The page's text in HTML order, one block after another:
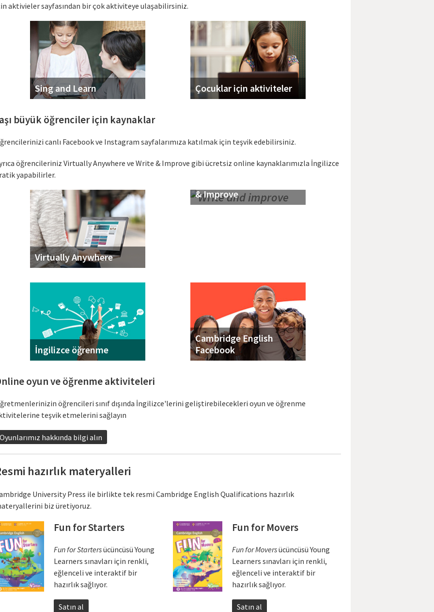
aktivieler sayfasından bir çok aktiviteye ulaşabilirsiniz.
Sing and Learn Çocuklar için aktiviteler
büyük öğrenciler için kaynaklar
canlı Facebook ve Instagram sayfalarımıza katılmak için teşvik edebilirsiniz.
öğrencileriniz Virtually Anywhere ve Write & Improve gibi ücretsiz online kaynaklarımızla İngilizce
yapabilirler.
Virtually Anywhere
& Improve
İngilizce öğrenme
Cambridge English
Facebook
oyun ve öğrenme aktiviteleri
öğrencileri sınıf dışında İngilizce'lerini geliştirebilecekleri oyun ve öğrenme
teşvik etmelerini sağlayın
Oyunlarımız hakkında bilgi alın
hazırlık materyalleri
University Press ile birlikte tek resmi Cambridge English Qualifications hazırlık
biz üretiyoruz.
Fun for Starters
Fun for Startersücüncüsü Young
Learners sınavları için renkli,
eğlenceli ve interaktif bir
hazırlık sağlıyor.
Satın al
Fun for Movers
Fun for Moversücüncüsü Young
Learners sınavları için renkli,
eğlenceli ve interaktif bir
hazırlık sağlıyor.
Satın al